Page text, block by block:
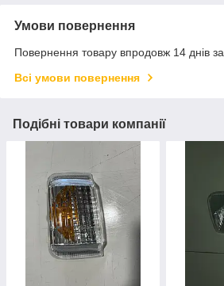
Умови повернення
Повернення товару впродовж 14 днів
Всі умови повернення
Подібні товари компанії